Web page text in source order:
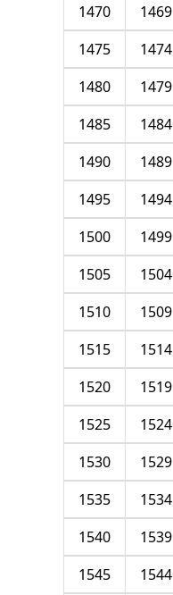
1469
1470
1474
1475
1479
1480
1484
1485
1489
1490
1494
1495
1499
1500
1504
1505
1509
1510
1514
1515
1519
1520
1524
1525
1529
1530
1534
1535
1539
1540
1544
1545